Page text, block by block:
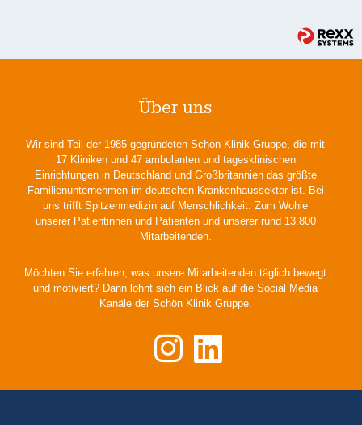
Über uns
Wir sind Teil der 1985 gegründeten Schön Klinik Gruppe, die mit
17 Kliniken und 47 ambulanten und tagesklinischen
Einrichtungen in Deutschland und Großbritannien das größte
Familienunternehmen im deutschen Krankenhaussektor ist. Bei
uns trifft Spitzenmedizin auf Menschlichkeit. Zum Wohle
unserer Patientinnen und Patienten und unserer rund 13.800
Mitarbeitenden.
Möchten Sie erfahren, was unsere Mitarbeitenden täglich bewegt
und motiviert? Dann lohnt sich ein Blick auf die Social Media
Kanäle der Schön Klinik Gruppe.